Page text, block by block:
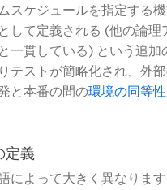
スケジュールを指定する
して定義される (他の論理
一貫している) という追加
テストが簡略化され、外
と本番の間の環境の同等性
定義
によって大きく異なりま